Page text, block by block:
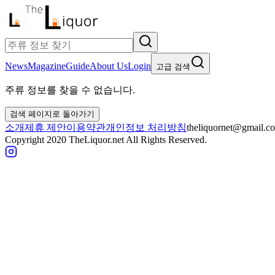
NewsMagazineGuideAbout UsLogin 고급 검색
주류 정보를 찾을 수 없습니다.
검색 페이지로 돌아가기
소개제휴 제안이용약관개인정보 처리방침
Copyright 2020 TheLiquor.net All Rights Reserved.